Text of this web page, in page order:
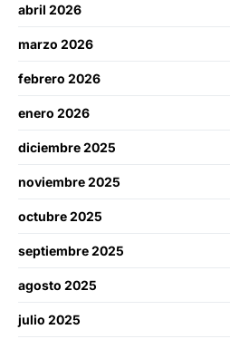
abril 2026
marzo 2026
febrero 2026
enero 2026
diciembre 2025
noviembre 2025
octubre 2025
septiembre 2025
agosto 2025
julio 2025